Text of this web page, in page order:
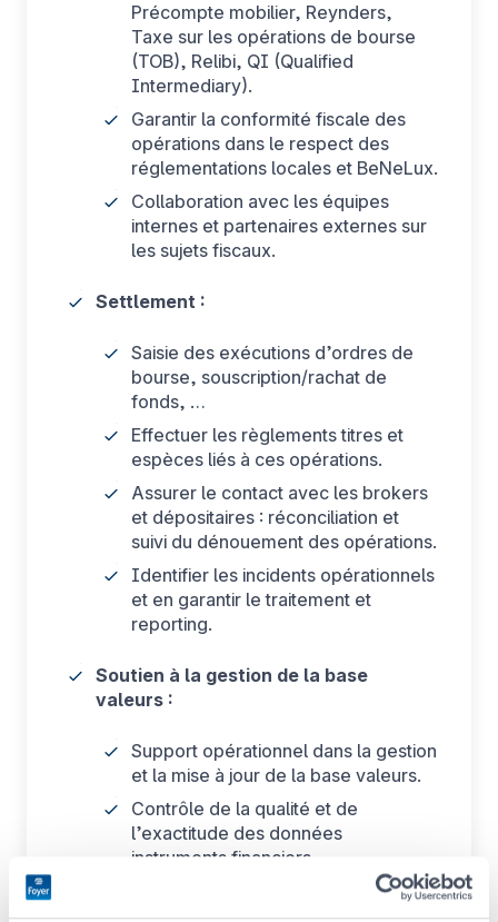
Précompte mobilier, Reynders,
Taxe sur les opérations de bourse
(TOB), Relibi, QI (Qualified
Intermediary).
Garantir la conformité fiscale des
opérations dans le respect des
réglementations locales et BeNeLux.
Collaboration avec les équipes
internes et partenaires externes sur
les sujets fiscaux.
Settlement :
Saisie des exécutions d’ordres de
bourse, souscription/rachat de
fonds, …
Effectuer les règlements titres et
espèces liés à ces opérations.
Assurer le contact avec les brokers
et dépositaires : réconciliation et
suivi du dénouement des opérations.
Identifier les incidents opérationnels
et en garantir le traitement et
reporting.
Soutien à la gestion de la base
valeurs :
Support opérationnel dans la gestion
et la mise à jour de la base valeurs.
Contrôle de la qualité et de
l’exactitude des données
instruments financiers.
Collaboration avec les équipes
concernées pour assurer la